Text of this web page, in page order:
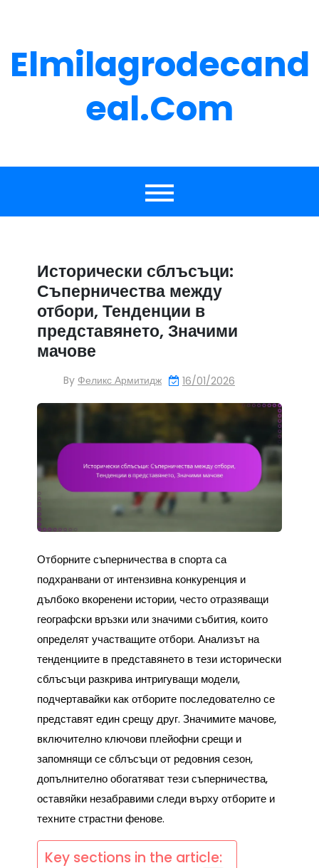
Elmilagrodecand
Eal.com
Исторически сблъсъци:
Съперничества между
отбори, Тенденции в
представянето, Значими
мачове
By Феликс Армитидж 16/01/2026
Отборните съперничества в спорта са
подхранвани от интензивна конкуренция и
дълбоко вкоренени истории, често отразяващи
географски връзки или значими събития, които
определят участващите отбори. Анализът на
тенденциите в представянето в тези исторически
сблъсъци разкрива интригуващи модели,
подчертавайки как отборите последователно се
представят един срещу друг. Значимите мачове,
включително ключови плейофни срещи и
запомнящи се сблъсъци от редовния сезон,
допълнително обогатяват тези съперничества,
оставяйки незабравими следи върху отборите и
техните страстни фенове.
Key sections in the article: